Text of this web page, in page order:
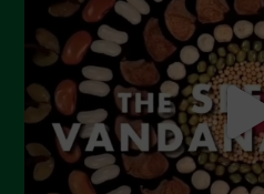
Agosto 2023
Luglio 2023
Giugno 2023
Maggio 2023
Aprile 2023